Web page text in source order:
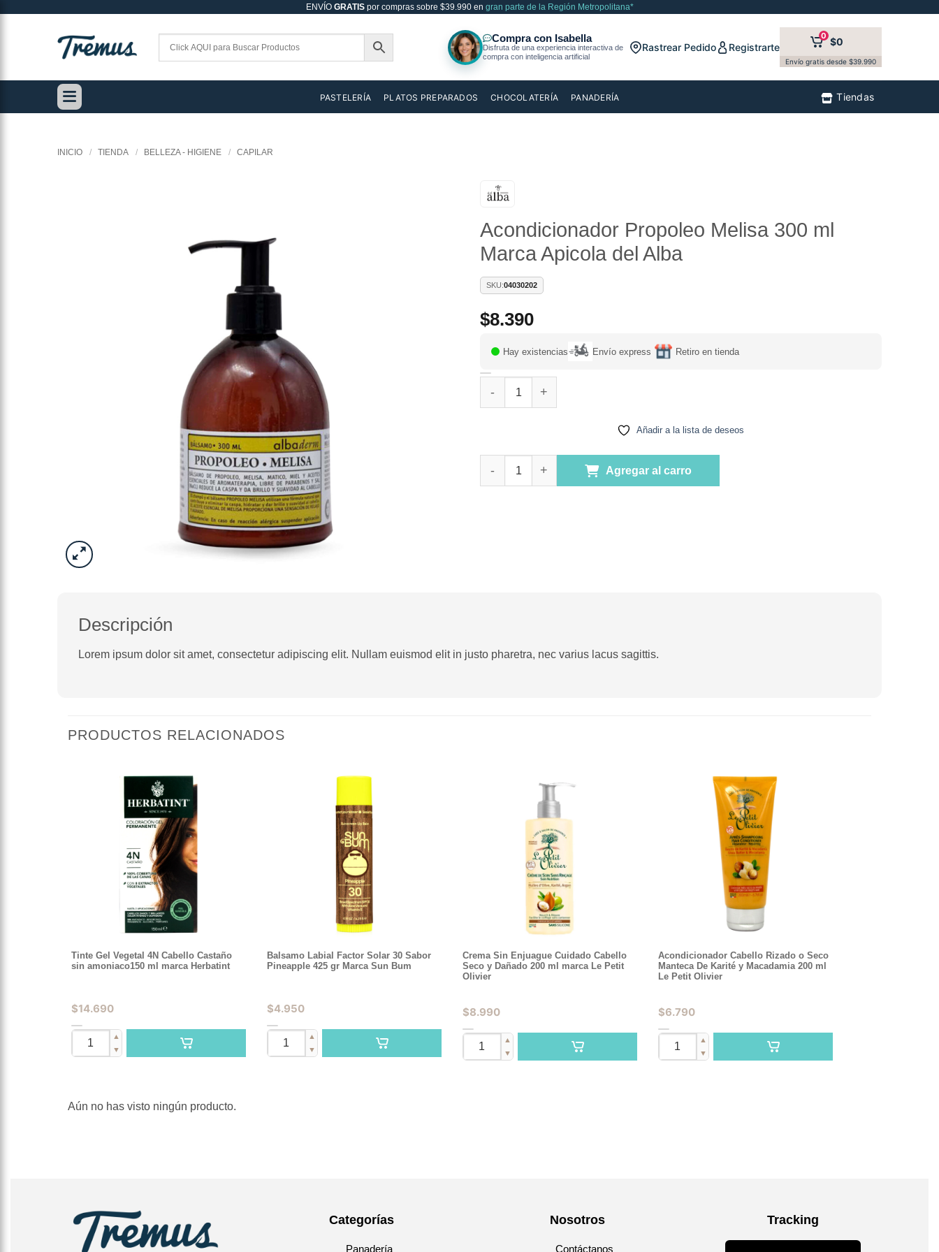
ENVÍO GRATISpor compras sobre $39.990 en gran parte de la Región Metropolitana*
Rastrear Pedido Registrarte
0 $0
Envío gratis desde $39.990
PASTELERÍA PLATOS PREPARADOS CHOCOLATERÍA PANADERÍA Tiendas
INICIO / TIENDA / BELLEZA - HIGIENE / CAPILAR
Acondicionador Propoleo Melisa 300 ml
Marca Apicola del Alba
SKU:04030202
$8.390
Hay existencias Envío express Retiro en tienda
Añadir a la lista de deseos
Acondicionador Propoleo Melisa 300 ml Marca Apicola del Alba cantidad
Agregar al carro
Descripción
Lorem ipsum dolor sit amet, consectetur adipiscing elit. Nullam euismod elit in justo pharetra, nec varius lacus sagittis.
PRODUCTOS RELACIONADOS
Tinte Gel Vegetal 4N Cabello Castaño
sin amoniaco150 ml marca Herbatint
$14.690
▲
▼
Balsamo Labial Factor Solar 30 Sabor
Pineapple 425 gr Marca Sun Bum
$4.950
▲
▼
Crema Sin Enjuague Cuidado Cabello
Seco y Dañado 200 ml marca Le Petit
Olivier
$8.990
▲
▼
Acondicionador Cabello Rizado o Seco
Manteca De Karité y Macadamia 200 ml
Le Petit Olivier
$6.790
▲
▼
Aún no has visto ningún producto.
Categorías
Panadería
Nosotros
Contáctanos
Tracking